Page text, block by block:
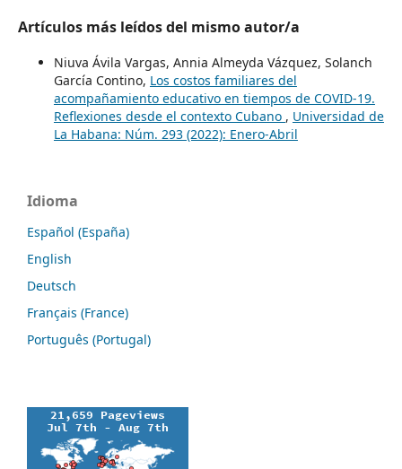
Artículos más leídos del mismo autor/a
Niuva Ávila Vargas, Annia Almeyda Vázquez, Solanch
García Contino, Los costos familiares del
acompañamiento educativo en tiempos de COVID-19.
Reflexiones desde el contexto Cubano , Universidad de
La Habana: Núm. 293 (2022): Enero-Abril
Idioma
Español (España)
English
Deutsch
Français (France)
Português (Portugal)